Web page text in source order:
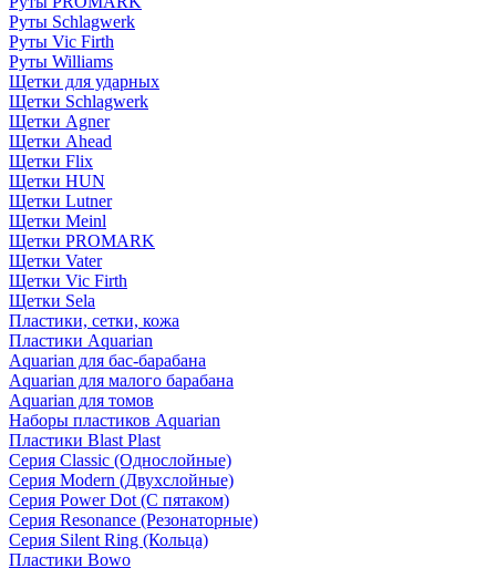
Руты Schlagwerk
Руты Vic Firth
Руты Williams
Щетки для ударных
Щетки Schlagwerk
Щетки Agner
Щетки Ahead
Щетки Flix
Щетки HUN
Щетки Lutner
Щетки Meinl
Щетки PROMARK
Щетки Vater
Щетки Vic Firth
Щетки Sela
Пластики, сетки, кожа
Пластики Aquarian
Aquarian для бас-барабана
Aquarian для малого барабана
Aquarian для томов
Наборы пластиков Aquarian
Пластики Blast Plast
Серия Classic (Однослойные)
Серия Modern (Двухслойные)
Серия Power Dot (С пятаком)
Серия Resonance (Резонаторные)
Серия Silent Ring (Кольца)
Пластики Bowo